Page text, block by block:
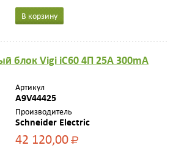
В корзину
блок Vigi iC60 4П 25A 300mA
Артикул
A9V44425
Производитель
Schneider Electric
42 120,00Р